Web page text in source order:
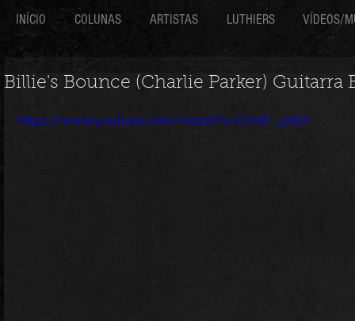
INÍCIO COLUNAS ARTISTAS LUTHIERS VÍDEOS/
Billie's Bounce (Charlie Parker) Guitarra
https://www.youtube.com/watch?v=CInrB-_pXbY